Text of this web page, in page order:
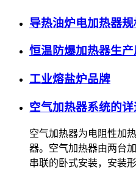
导热油炉电加热器规
恒温防爆加热器生
工业熔盐炉品牌
空气加热器系统的
空气加热器为电阻性加
器。空气加热器由两台
串联的卧式安装，安装